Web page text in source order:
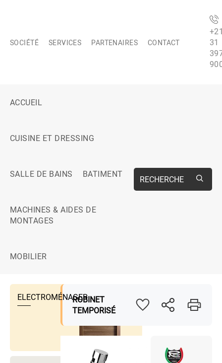
SOCIÉTÉ SERVICES PARTENAIRES CONTACT
31
ACCUEIL
CUISINE ET DRESSING
SALLE DE BAINS BATIMENT
MACHINES & AIDES DE
MONTAGES
MOBILIER
RECHERCHE
ELECTROMÉNAGERROBINET
TEMPORISÉ